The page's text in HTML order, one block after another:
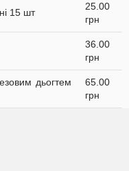
15 шт
25.00
грн
36.00
грн
дьогтем
65.00
грн